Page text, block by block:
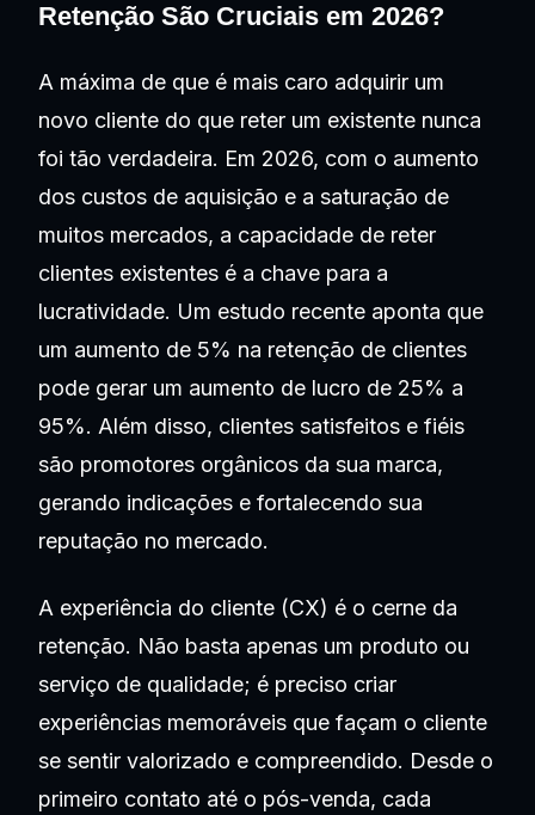
Retenção São Cruciais em 2026?
A máxima de que é mais caro adquirir um
novo cliente do que reter um existente nunca
foi tão verdadeira. Em 2026, com o aumento
dos custos de aquisição e a saturação de
muitos mercados, a capacidade de reter
clientes existentes é a chave para a
lucratividade. Um estudo recente aponta que
um aumento de 5% na retenção de clientes
pode gerar um aumento de lucro de 25% a
95%. Além disso, clientes satisfeitos e fiéis
são promotores orgânicos da sua marca,
gerando indicações e fortalecendo sua
reputação no mercado.
A experiência do cliente (CX) é o cerne da
retenção. Não basta apenas um produto ou
serviço de qualidade; é preciso criar
experiências memoráveis que façam o cliente
se sentir valorizado e compreendido. Desde o
primeiro contato até o pós-venda, cada